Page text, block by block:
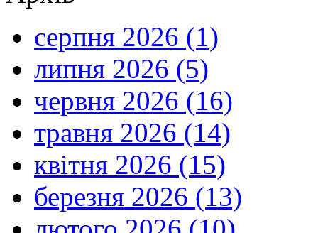
серпня 2026 (1)
липня 2026 (5)
червня 2026 (16)
травня 2026 (14)
квітня 2026 (15)
березня 2026 (13)